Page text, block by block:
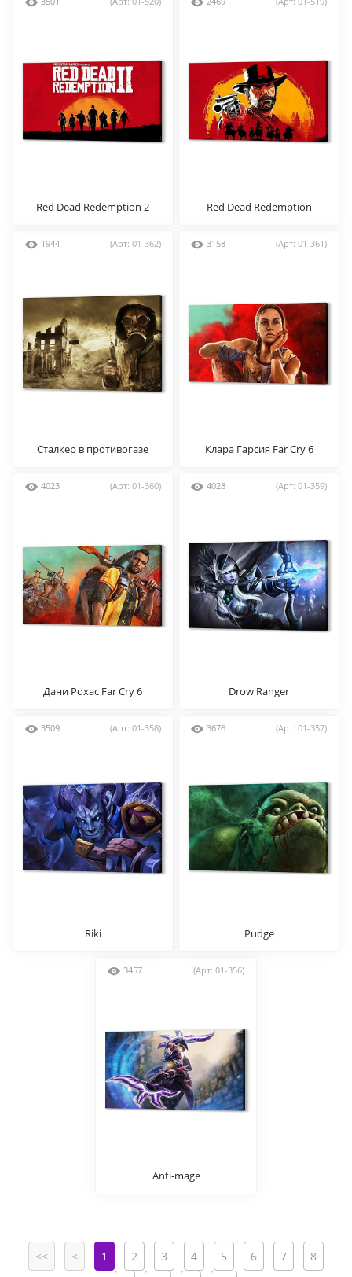
Red Dead Redemption 2 Red Dead Redemption
1944 (Арт: 01-362)
Cталкер в противогазе
3158 (Арт: 01-361)
Клара Гарсия Far Cry 6
4023 (Арт: 01-360)
Дани Рохас Far Cry 6
4028 (Арт: 01-359)
Drow Ranger
3509 (Арт: 01-358)
Riki
3676 (Арт: 01-357)
Pudge
3457 (Арт: 01-356)
Anti-mage
<< < 1 2 3 4 5 6 7
8